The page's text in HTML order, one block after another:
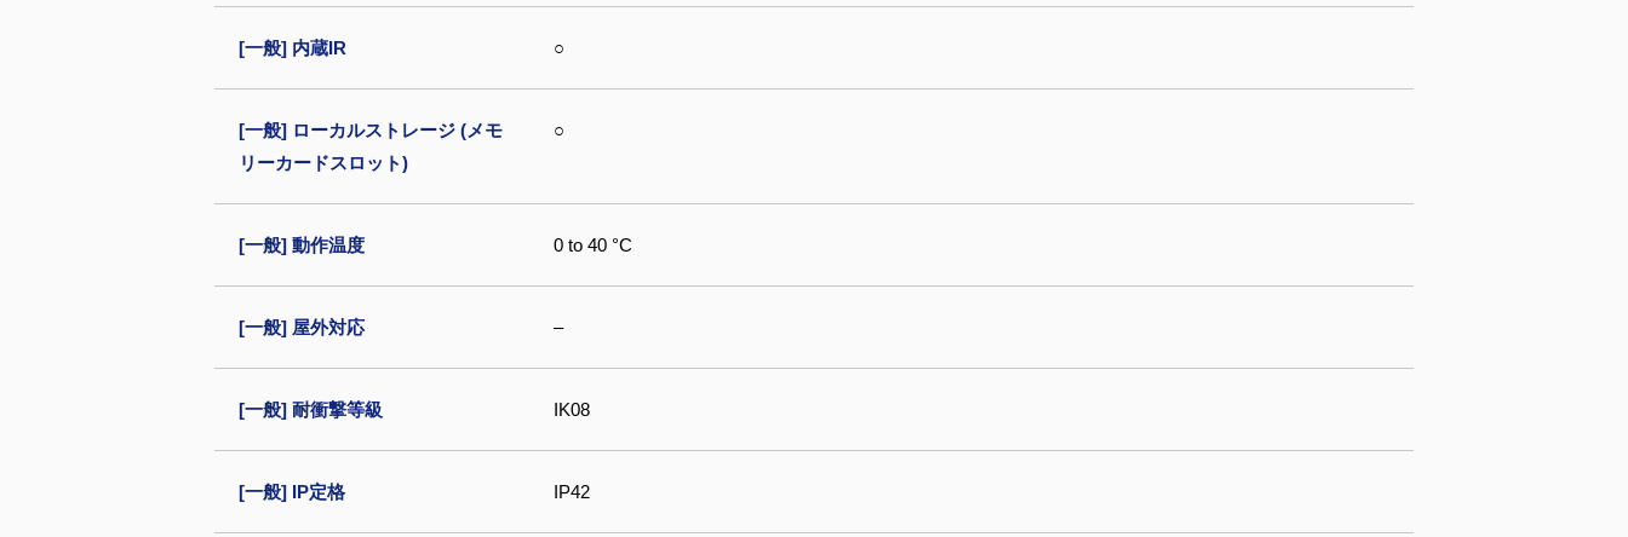
[一般] 内蔵IR ○
[一般] ローカルストレージ (メモ
リーカードスロット)
○
[一般] 動作温度 0 to 40 °C
[一般] 屋外対応 –
[一般] 耐衝撃等級 IK08
[一般] IP定格 IP42